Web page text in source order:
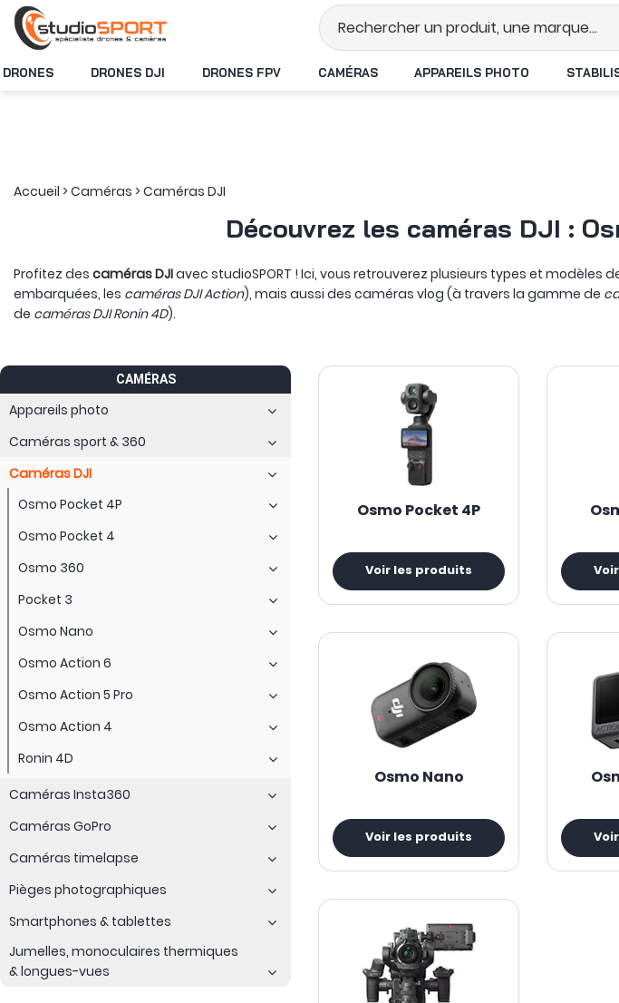
Stock en temps réel
DRONES DRONES DJI DRONES FPV CAMÉRAS APPAREILS PHOTO
Accueil >Caméras >Caméras DJI
Découvrez les caméras DJI :
Profitez des caméras DJIavec studioSPORT ! Ici, vous retrouverez plusieurs types et
embarquées, les caméras DJI Action), mais aussi des caméras vlog (à travers la gamme de
de caméras DJI Ronin 4D).
CAMÉRAS
Appareils photo
Caméras sport & 360
Caméras DJI
Osmo Pocket 4P
Osmo Pocket 4
Osmo 360
Pocket 3
Osmo Nano
Osmo Action 6
Osmo Action 5 Pro
Osmo Action 4
Ronin 4D
Caméras Insta360
Caméras GoPro
Caméras timelapse
Pièges photographiques
Smartphones & tablettes
Jumelles, monoculaires thermiques
& longues-vues
Osmo Pocket 4P
Voir les produits
Osmo Nano
Voir les produits